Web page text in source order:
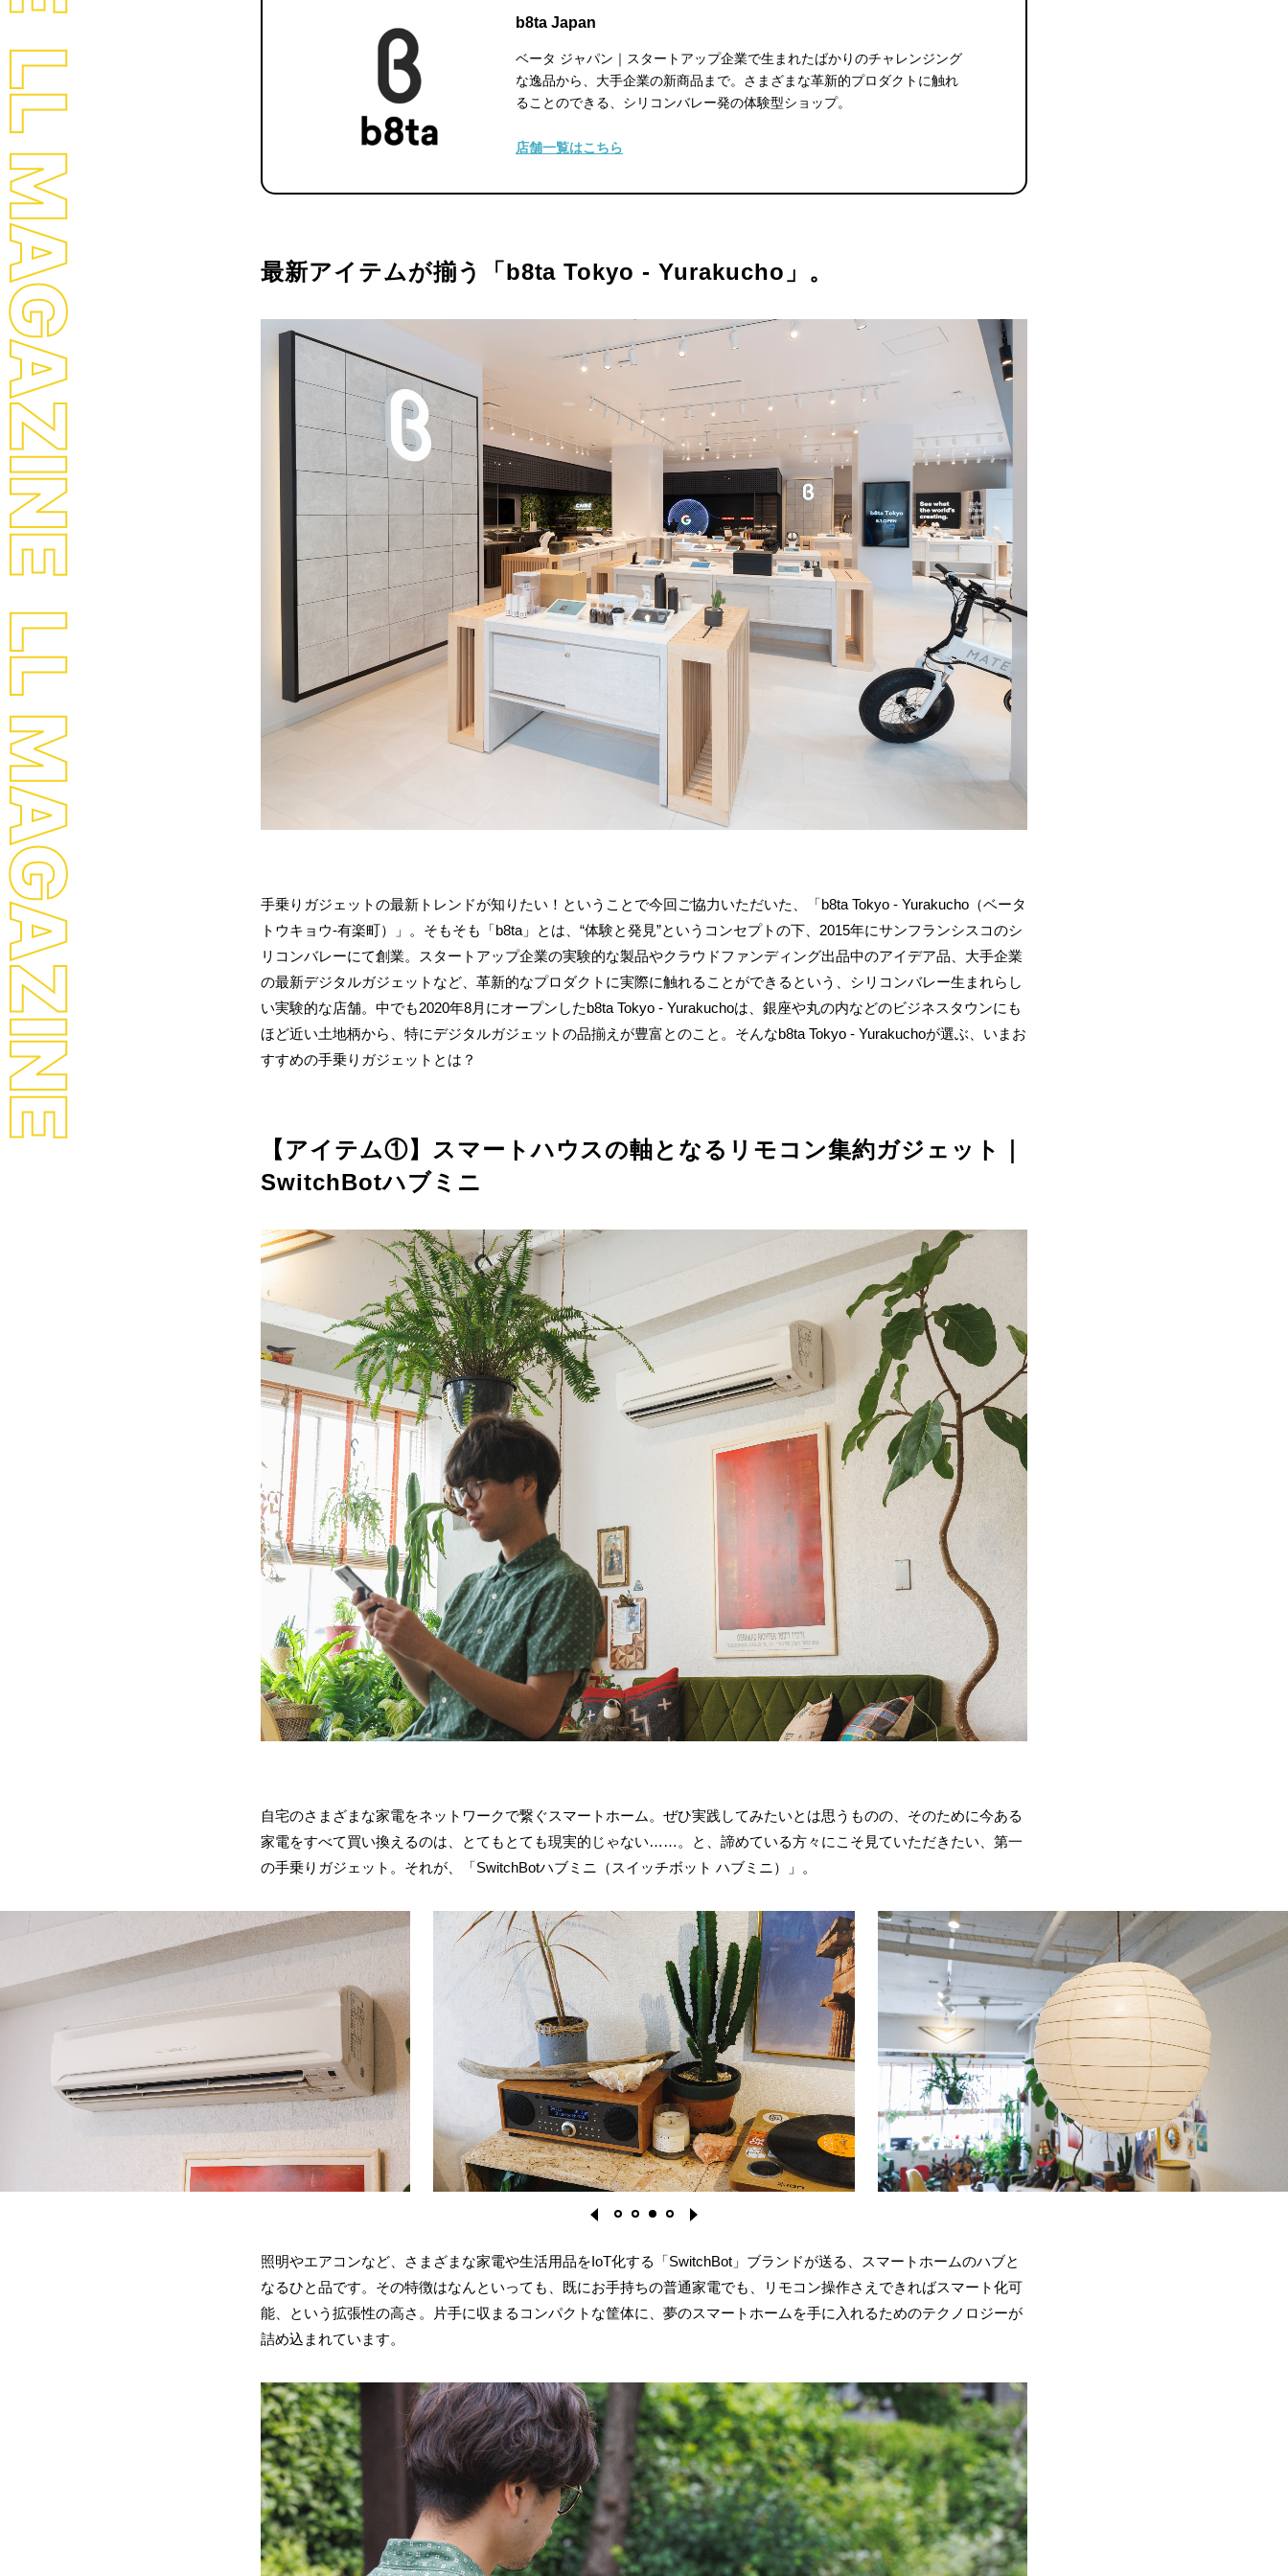
b8ta Japan
ベータ ジャパン｜スタートアップ企業で生まれたばかりのチャレンジング
な逸品から、大手企業の新商品まで。さまざまな革新的プロダクトに触れ
ることのできる、シリコンバレー発の体験型ショップ。
店舗一覧はこちら
最新アイテムが揃う「b8ta Tokyo - Yurakucho」。
手乗りガジェットの最新トレンドが知りたい！ということで今回ご協力いただいた、「b8ta Tokyo - Yurakucho（ベータ
トウキョウ-有楽町）」。そもそも「b8ta」とは、“体験と発見”というコンセプトの下、2015年にサンフランシスコのシ
リコンバレーにて創業。スタートアップ企業の実験的な製品やクラウドファンディング出品中のアイデア品、大手企業
の最新デジタルガジェットなど、革新的なプロダクトに実際に触れることができるという、シリコンバレー生まれらし
い実験的な店舗。中でも2020年8月にオープンしたb8ta Tokyo - Yurakuchoは、銀座や丸の内などのビジネスタウンにも
ほど近い土地柄から、特にデジタルガジェットの品揃えが豊富とのこと。そんなb8ta Tokyo - Yurakucho が選ぶ、いまお
すすめの手乗りガジェットとは？
【アイテム①】スマートハウスの軸となるリモコン集約ガジェット｜
SwitchBotハブミニ
自宅のさまざまな家電をネットワークで繋ぐスマートホーム。ぜひ実践してみたいとは思うものの、そのために今ある
家電をすべて買い換えるのは、とてもとても現実的じゃない……。と、諦めている方々にこそ見ていただきたい、第一
の手乗りガジェット。それが、「SwitchBotハブミニ（スイッチボット ハブミニ）」。
1 2 3 4
照明やエアコンなど、 さまざまな家電や生活用品をIoT化する「SwitchBot」ブランドが送る、スマートホームのハブと
なるひと品です。その特徴はなんといっても、既にお手持ちの普通家電でも、リモコン操作さえできればスマート化可
能、という拡張性の高さ。片手に収まるコンパクトな筐体に、夢のスマートホームを手に入れるためのテクノロジーが
詰め込まれています。